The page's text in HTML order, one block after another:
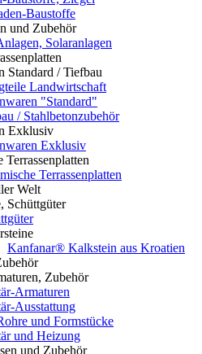
Baustoffe
und Zubehör
Solaranlagen
Standard / Tiefbau
Landwirtschaft
"Standard"
/ Stahlbetonzubehör
Exklusiv
Exklusiv
Terrassenplatten
Terrassenplatten
Welt
Schüttgüter
Kanfanar® Kalkstein aus Kroatien
Zubehör
Armaturen
Ausstattung
und Formstücke
und Heizung
und Zubehör